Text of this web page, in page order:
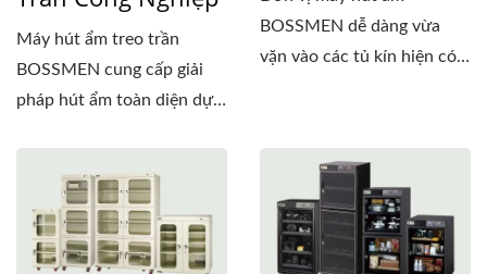
Máy hút ẩm treo trần
BOSSMEN cung cấp giải
pháp hút ẩm toàn diện dựa
BOSSMEN dễ dàng vừa
vặn vào các tủ kín hiện có